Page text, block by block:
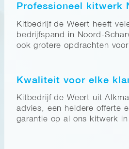
Professioneel kitwerk
Kitbedrijf de Weert heeft
bedrijfspand in Noord-
ook grotere opdrachten
Kwaliteit voor elke
Kitbedrijf de Weert uit
advies, een heldere offerte
garantie op al ons kitwerk